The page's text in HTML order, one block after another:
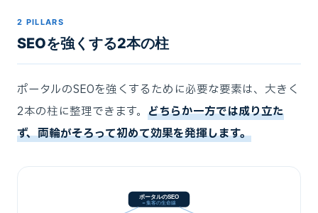
2 PILLARS
SEOを強くする2本の柱
ポータルのSEOを強くするために必要な要素は、大きく
2本の柱に整理できます。 どちらか一方では成り立た
ず、両輪がそろって初めて効果を発揮します。
ポータルのSEO
＝集客の生命線